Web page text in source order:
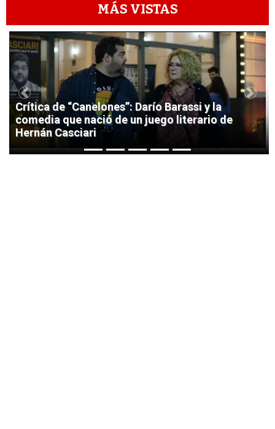
MÁS VISTAS
1
Crítica de “Canelones”: Darío Barassi y la
comedia que nació de un juego literario de
Hernán Casciari
Previous Next